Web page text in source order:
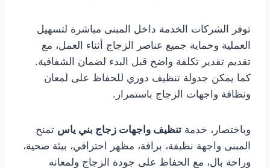
توفر الشركات الخدمة داخل المبنى مباشرة لتسهيل
العملية وحماية جميع عناصر الزجاج أثناء العمل، مع
تقديم تقدير تكلفة واضح قبل البدء لضمان الشفافية.
كما يمكن جدولة تنظيف دوري للحفاظ على لمعان
ونظافة واجهات الزجاج باستمرار.
وباختصار، خدمة تنظيف واجهات زجاج بني ياس تمنح
المبنى واجهة نظيفة، براقة، مظهر احترافي، بيئة صحية،
وراحة بال، مع الحفاظ على جودة الزجاج ولمعانه